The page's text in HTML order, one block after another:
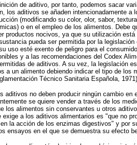
de aditivo, por tanto, podemos sacar
los aditivos se añaden intencionadamente a
(modificando su color, olor, sabor,
o en el empleo de los alimentos. Debe
productos nocivos, ya que su utilización
pueda ser permitida por la
uso esté exento de peligro para el
y a las recomendaciones del Codex
de aditivos. A su vez, la legislación
a un alimento debiendo indicar el tipo de los
Técnico Sanitaria Española,
aditivos no deben producir ningún cambio
se quiere vender a través de los
los alimentos sin conservantes u otros
exige a los aditivos alimentarios es "que no
la acción de los enzimas digestivos" y por
ensayos en el que se demuestra su efecto